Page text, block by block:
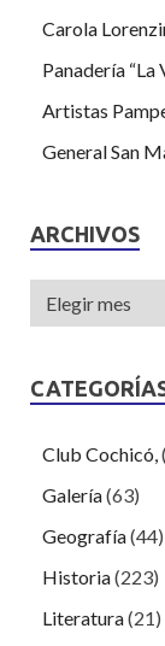
Carola
Panadería “La
Artistas
General San
ARCHIVOS
Club Cochicó,
Galería(63)
Geografía(44)
Historia(223)
Literatura(21)